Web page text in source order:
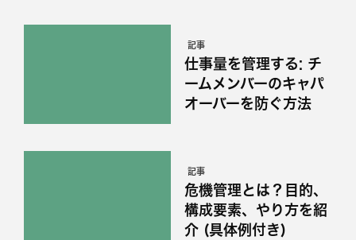
記事
仕事量を管理する: チ
ームメンバーのキャパ
オーバーを防ぐ方法
記事
危機管理とは？目的、
構成要素、やり方を紹
介 (具体例付き)